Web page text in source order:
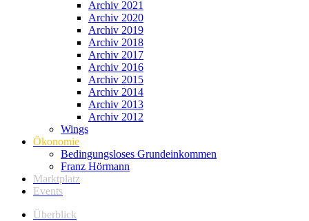
Archiv 2021
Archiv 2020
Archiv 2019
Archiv 2018
Archiv 2017
Archiv 2016
Archiv 2015
Archiv 2014
Archiv 2013
Archiv 2012
Wings
Ökonomie
Bedingungsloses Grundeinkommen
Franz Hörmann
Marktplatz
Events
Überblick